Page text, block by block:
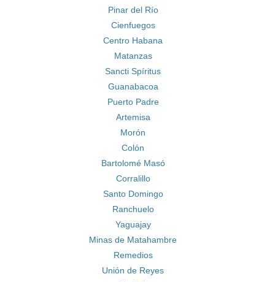
Pinar del Río
Cienfuegos
Centro Habana
Matanzas
Sancti Spíritus
Guanabacoa
Puerto Padre
Artemisa
Morón
Colón
Bartolomé Masó
Corralillo
Santo Domingo
Ranchuelo
Yaguajay
Minas de Matahambre
Remedios
Unión de Reyes